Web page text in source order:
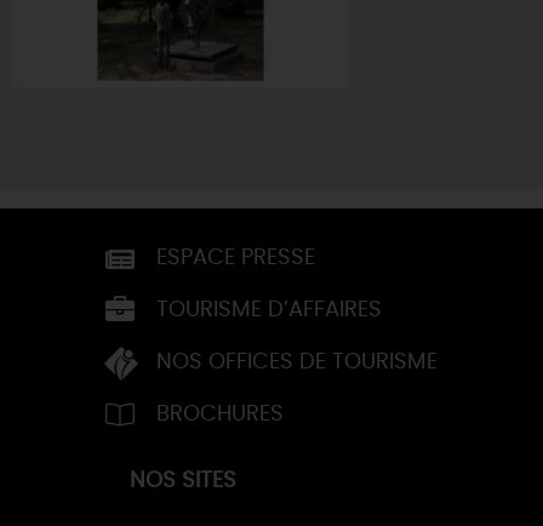
ESPACE PRESSE
TOURISME D’AFFAIRES
NOS OFFICES DE TOURISME
BROCHURES
NOS SITES